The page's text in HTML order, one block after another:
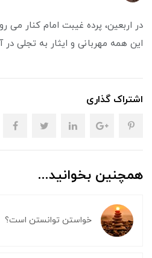
در اربعین، پرده غیبت امام کنار
این همه مهربانی و ایثار به تجلی در
اشتراک گذاری
همچنین بخوانید...
خواستن توانستن است؟